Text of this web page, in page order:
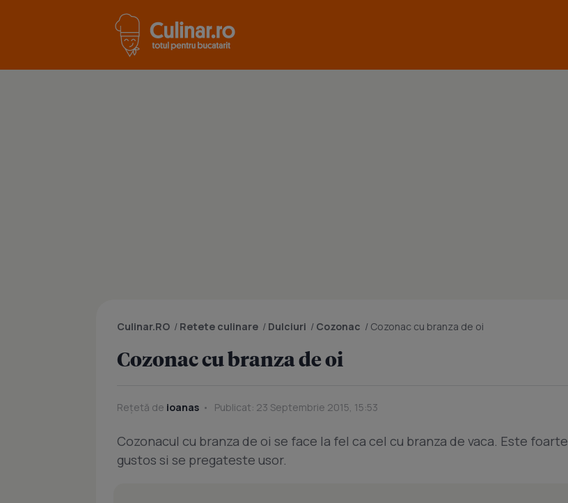
Culinar.RO / Retete culinare / Dulciuri / Cozonac / Cozonac cu branza de oi
Cozonac cu branza de oi
Rețetă de ioanas Publicat: 23 Septembrie 2015, 15:53
Cozonacul cu branza de oi se face la fel ca cel cu branza de vaca. Este foarte
gustos si se pregateste usor.